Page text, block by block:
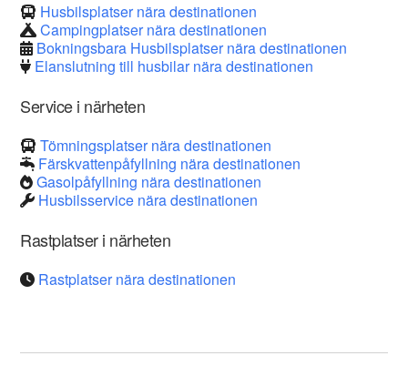
Husbilsplatser nära destinationen
Campingplatser nära destinationen
Bokningsbara Husbilsplatser nära destinationen
Elanslutning till husbilar nära destinationen
Service i närheten
Tömningsplatser nära destinationen
Färskvattenpåfyllning nära destinationen
Gasolpåfyllning nära destinationen
Husbilsservice nära destinationen
Rastplatser i närheten
Rastplatser nära destinationen